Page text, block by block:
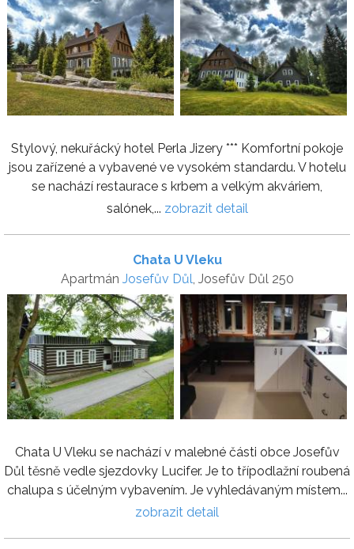
Stylový, nekuřácký hotel Perla Jizery *** Komfortní pokoje
jsou zařízené a vybavené ve vysokém standardu. V hotelu
se nachází restaurace s krbem a velkým akváriem,
salónek,... zobrazit detail
Chata U Vleku
Apartmán Josefův Důl, Josefův Důl 250
Chata U Vleku se nachází v malebné části obce Josefův
Důl těsně vedle sjezdovky Lucifer. Je to třípodlažní roubená
chalupa s účelným vybavením. Je vyhledávaným místem...
zobrazit detail